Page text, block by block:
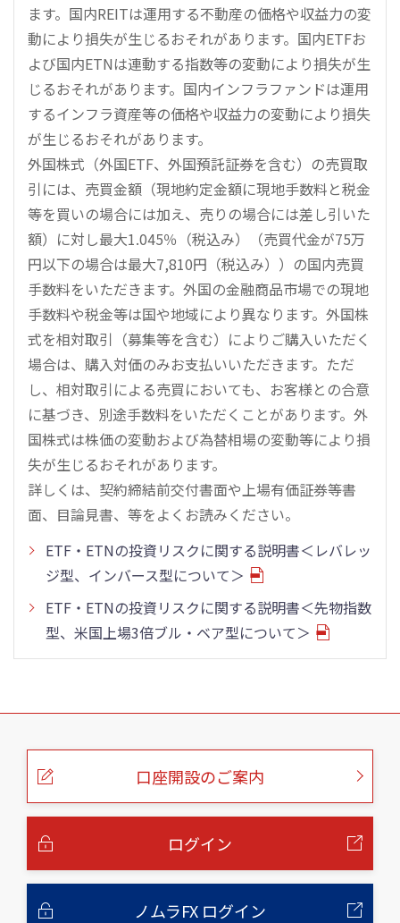
ます。国内REITは運用する不動産の価格や収益力の変
動により損失が生じるおそれがあります。国内ETFお
よび国内ETNは連動する指数等の変動により損失が生
じるおそれがあります。国内インフラファンドは運用
するインフラ資産等の価格や収益力の変動により損失
が生じるおそれがあります。
外国株式（外国ETF、外国預託証券を含む）の売買取
引には、売買金額（現地約定金額に現地手数料と税金
等を買いの場合には加え、売りの場合には差し引いた
額）に対し最大1.045％（税込み）（売買代金が75万
円以下の場合は最大7,810円（税込み））の国内売買
手数料をいただきます。外国の金融商品市場での現地
手数料や税金等は国や地域により異なります。外国株
式を相対取引（募集等を含む）によりご購入いただく
場合は、購入対価のみお支払いいただきます。ただ
し、相対取引による売買においても、お客様との合意
に基づき、別途手数料をいただくことがあります。外
国株式は株価の変動および為替相場の変動等により損
失が生じるおそれがあります。
詳しくは、契約締結前交付書面や上場有価証券等書
面、目論見書、等をよくお読みください。
ETF・ETNの投資リスクに関する説明書＜レバレッ
ジ型、インバース型について＞
ETF・ETNの投資リスクに関する説明書＜先物指数
型、米国上場3倍ブル・ベア型について＞
こ
口座開設のご案内
ログイン
ノムラFX ログイン